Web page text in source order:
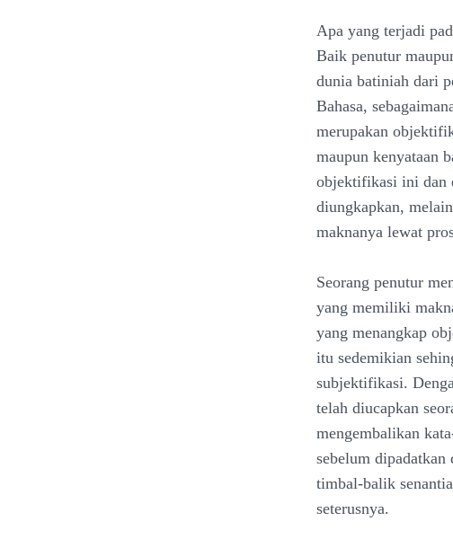
Apa yang terjadi
Baik penutur
dunia batiniah dari
Bahasa,
merupakan
maupun kenyataan
objektifikasi ini dan
diungkapkan,
maknanya lewat
Seorang penutur
yang memiliki
yang menangkap
itu sedemikian
subjektifikasi.
telah diucapkan
mengembalikan
sebelum dipadatkan
timbal-balik
seterusnya.